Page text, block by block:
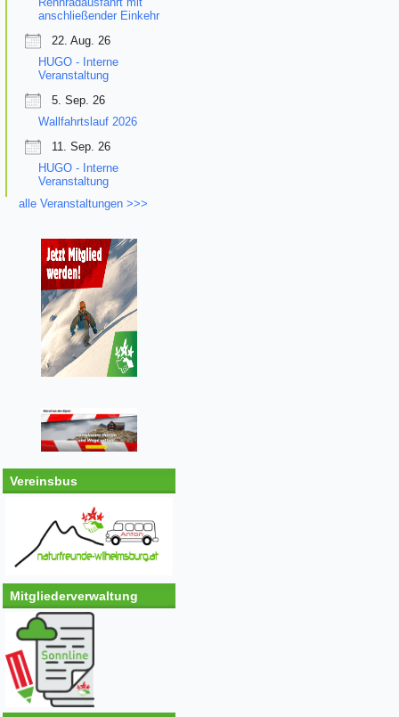
anschließender Einkehr
22. Aug. 26
HUGO - Interne
Veranstaltung
5. Sep. 26
Wallfahrtslauf 2026
11. Sep. 26
HUGO - Interne
Veranstaltung
alle Veranstaltungen >>>
Vereinsbus
Mitgliederverwaltung